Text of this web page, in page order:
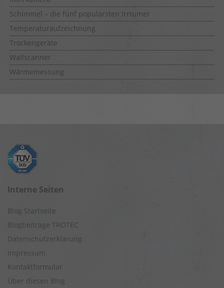
Schimmel – die fünf populärsten Irrtümer
Temperaturaufzeichnung
Trockengeräte
Wallscanner
Wärmemessung
Interne Seiten
Blog Startseite
Blogbeiträge TROTEC
Datenschutzerklärung
Impressum
Kontaktformular
Über diesen Blog